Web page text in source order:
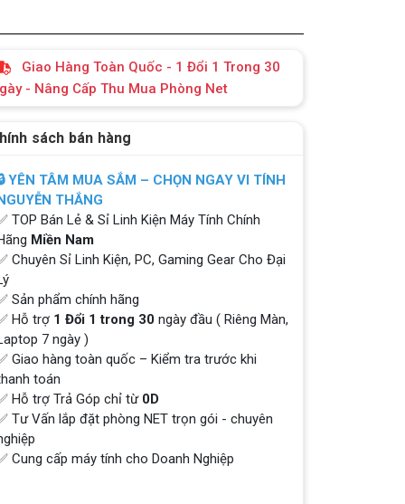
Giao Hàng Toàn Quốc - 1 Đổi 1 Trong 30
- Nâng Cấp Thu Mua Phòng Net
sách bán hàng
YÊN TÂM MUA SẮM – CHỌN NGAY VI TÍNH
THẮNG
TOP Bán Lẻ & Sỉ Linh Kiện Máy Tính Chính
Miền Nam
Chuyên Sỉ Linh Kiện, PC, Gaming Gear Cho Đại
Sản phẩm chính hãng
Hỗ trợ 1 Đổi 1 trong 30 ngày đầu ( Riêng Màn,
7 ngày )
Giao hàng toàn quốc – Kiểm tra trước khi
toán
Hỗ trợ Trả Góp chỉ từ 0D
Tư Vấn lắp đặt phòng NET trọn gói - chuyên
Cung cấp máy tính cho Doanh Nghiệp